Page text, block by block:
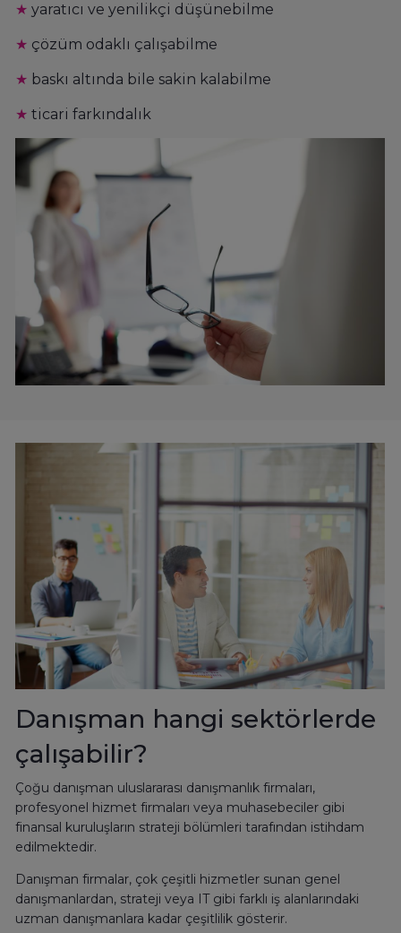
★ yaratıcı ve yenilikçi düşünebilme
★ çözüm odaklı çalışabilme
★ baskı altında bile sakin kalabilme
★ ticari farkındalık
Danışman hangi sektörlerde
çalışabilir?
Çoğu danışman uluslararası danışmanlık firmaları,
profesyonel hizmet firmaları veya muhasebeciler gibi
finansal kuruluşların strateji bölümleri tarafından istihdam
edilmektedir.
Danışman firmalar, çok çeşitli hizmetler sunan genel
danışmanlardan, strateji veya IT gibi farklı iş alanlarındaki
uzman danışmanlara kadar çeşitlilik gösterir.